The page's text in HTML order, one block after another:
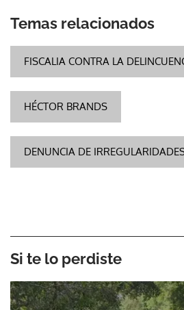
Temas relacionados
FISCALIA CONTRA LA
HÉCTOR BRANDS
DENUNCIA DE
Si te lo perdiste